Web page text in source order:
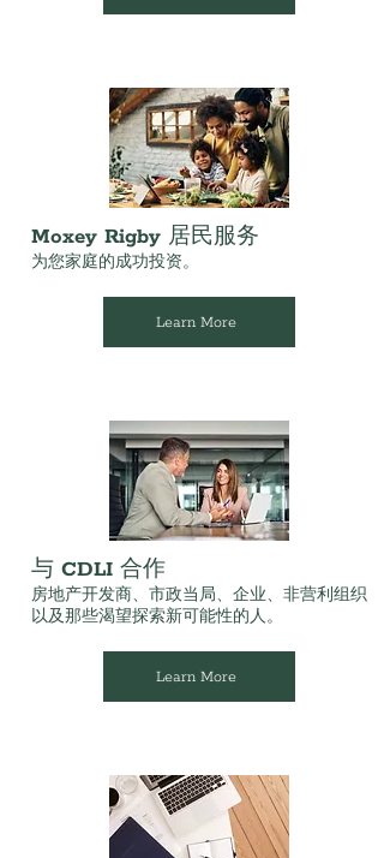
Moxey Rigby 居民服务
为您家庭的成功投资。
Learn More
与 CDLI 合作
房地产开发商、市政当局、企业、非营利组织
以及那些渴望探索新可能性的人。
Learn More